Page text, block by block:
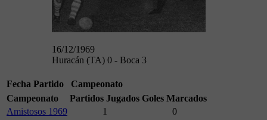
16/12/1969
Huracán (TA) 0 - Boca 3
Fecha Partido
Campeonato
Campeonato
Partidos Jugados Goles Marcados
Amistosos 1969
1
0